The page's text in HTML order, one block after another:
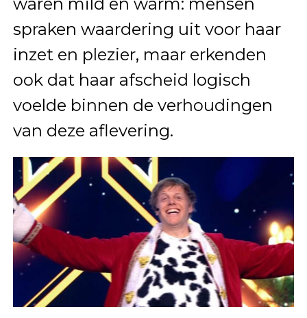
spraken waardering uit voor haar
inzet en plezier, maar erkenden
ook dat haar afscheid logisch
voelde binnen de verhoudingen
van deze aflevering.